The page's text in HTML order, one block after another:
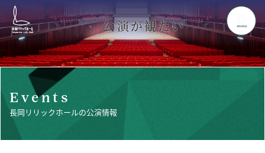
menu
公演が観たい
Events
長岡リリックホールの公演情報